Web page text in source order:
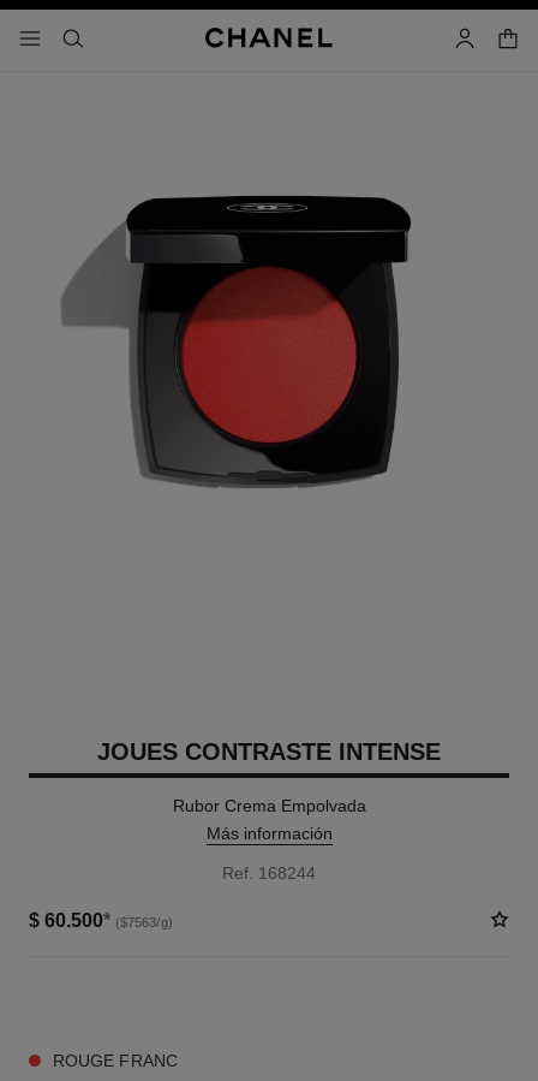
- navegación principal
buscar cuenta
JOUES CONTRASTE INTENSE
Rubor Crema Empolvada
Más información
Ref. 168244
$ 60.500* ($7563/g)
ROUGE FRANC